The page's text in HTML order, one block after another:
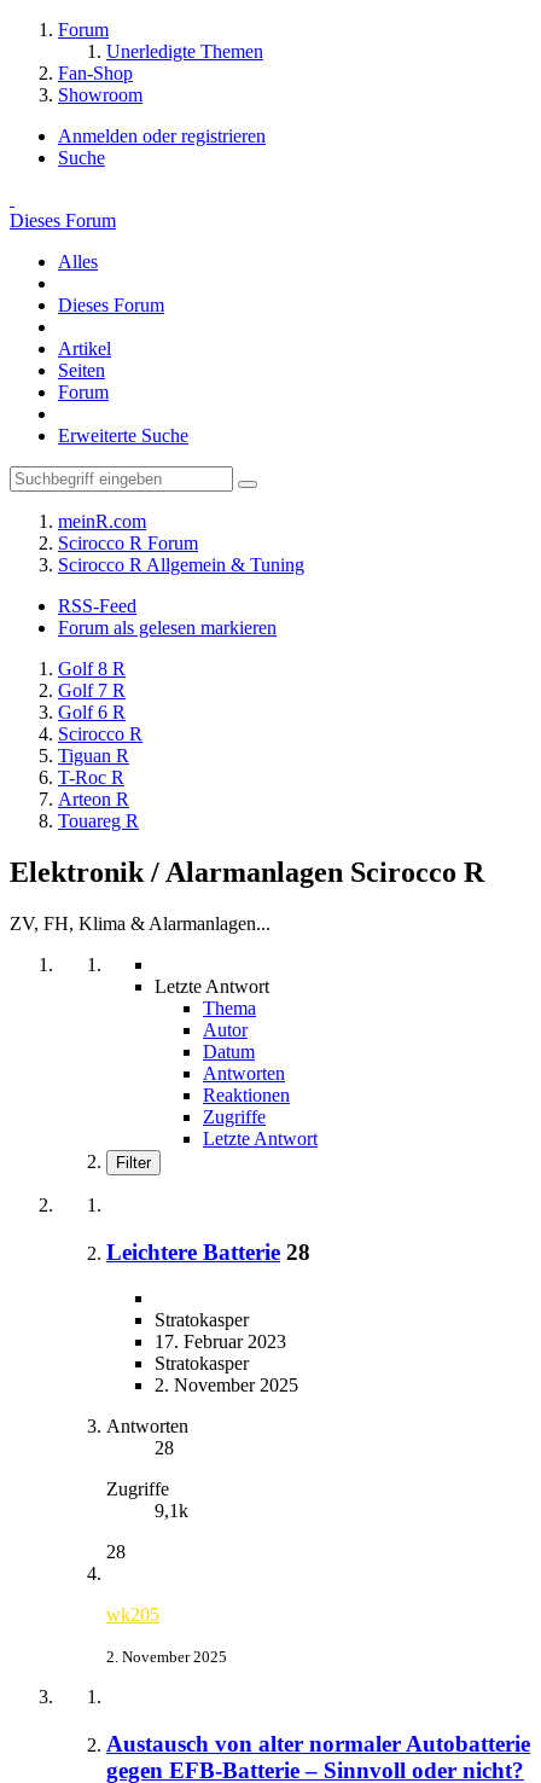
Forum
Unerledigte Themen
Fan-Shop
Showroom
Anmelden oder registrieren
Suche
Dieses Forum
Alles
Dieses Forum
Artikel
Seiten
Forum
Erweiterte Suche
meinR.com
Scirocco R Forum
Scirocco R Allgemein & Tuning
RSS-Feed
Forum als gelesen markieren
Golf 8 R
Golf 7 R
Golf 6 R
Scirocco R
Tiguan R
T-Roc R
Arteon R
Touareg R
Elektronik / Alarmanlagen Scirocco R
ZV, FH, Klima & Alarmanlagen...
Letzte Antwort
Thema
Autor
Datum
Antworten
Reaktionen
Zugriffe
Letzte Antwort
Filter
Leichtere Batterie 28
Stratokasper
17. Februar 2023
Stratokasper
2. November 2025
Antworten
28
Zugriffe
9,1k
28
wk205
2. November 2025
Austausch von alter normaler Autobatterie
gegen EFB-Batterie – Sinnvoll oder nicht?